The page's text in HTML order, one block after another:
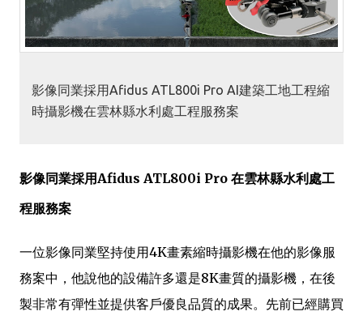
影像同業採用Afidus ATL800i Pro AI建築工地工程縮
時攝影機在雲林縣水利處工程服務案
影像同業採用Afidus ATL800i Pro 在雲林縣水利處工
程服務案
一位影像同業堅持使用4K畫素縮時攝影機在他的影像服
務案中，他說他的設備許多還是8K畫質的攝影機，在後
製非常有彈性並提供客戶優良品質的成果。先前已經購買